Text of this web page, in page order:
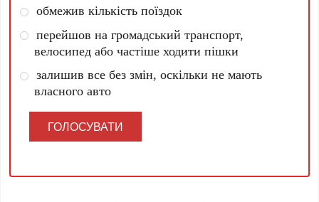
обмежив кількість поїздок
перейшов на громадський транспорт,
велосипед або частіше ходити пішки
залишив все без змін, оскільки не мають
власного авто